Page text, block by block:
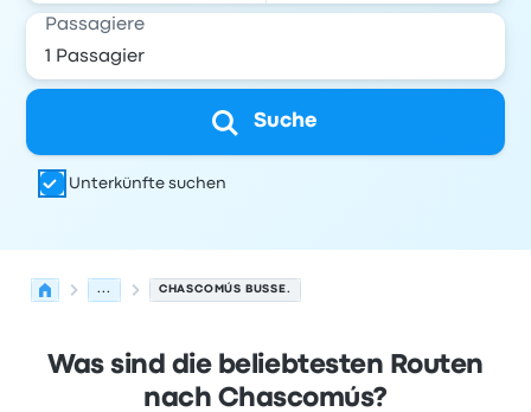
Passagiere
Suche
Unterkünfte suchen
... CHASCOMÚS BUSSE.
Was sind die beliebtesten Routen
nach Chascomús?